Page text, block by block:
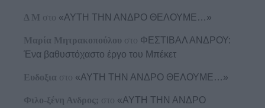
Δ Μ στο «ΑΥΤΗ ΤΗΝ ΑΝΔΡΟ ΘΕΛΟΥΜΕ…»
Μαρία Μητρακοπούλου στο ΦΕΣΤΙΒΑΛ ΑΝΔΡΟΥ:
Ένα βαθυστόχαστο έργο του Μπέκετ
Ευδοξια στο «ΑΥΤΗ ΤΗΝ ΑΝΔΡΟ ΘΕΛΟΥΜΕ…»
Φιλο-ξένη Ανδρος; στο «ΑΥΤΗ ΤΗΝ ΑΝΔΡΟ